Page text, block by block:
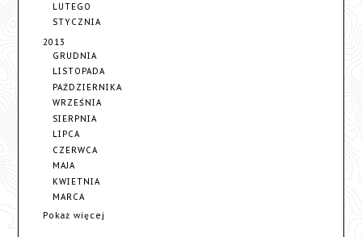
LUTEGO
STYCZNIA
2013
GRUDNIA
LISTOPADA
PAŹDZIERNIKA
WRZEŚNIA
SIERPNIA
LIPCA
CZERWCA
MAJA
KWIETNIA
MARCA
Pokaż więcej